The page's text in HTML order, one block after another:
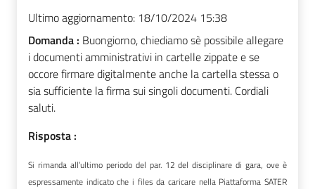
Ultimo aggiornamento: 18/10/2024 15:38
Domanda : Buongiorno, chiediamo sè possibile allegare
i documenti amministrativi in cartelle zippate e se
occore firmare digitalmente anche la cartella stessa o
sia sufficiente la firma sui singoli documenti. Cordiali
saluti.
Risposta :
Si rimanda all’ultimo periodo del par. 12 del disciplinare di gara, ove è
espressamente indicato che i files da caricare nella Piattaforma SATER